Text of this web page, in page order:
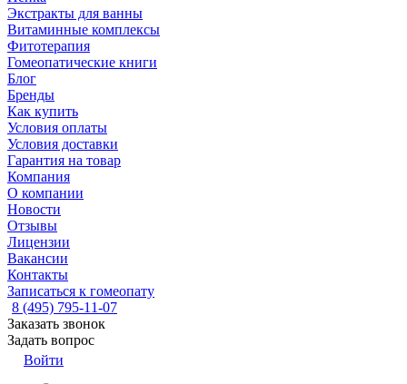
Экстракты для ванны
Витаминные комплексы
Фитотерапия
Гомеопатические книги
Блог
Бренды
Как купить
Условия оплаты
Условия доставки
Гарантия на товар
Компания
О компании
Новости
Отзывы
Лицензии
Вакансии
Контакты
Записаться к гомеопату
8 (495) 795-11-07
Заказать звонок
Задать вопрос
Войти